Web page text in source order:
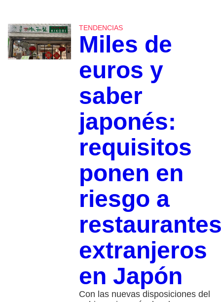
TENDENCIAS
Miles de
euros y
saber
japonés:
requisitos
ponen en
riesgo a
extranjeros
en Japón
Con las nuevas disposiciones del